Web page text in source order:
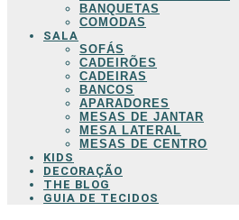
BANQUETAS
COMODAS
SALA
SOFÁS
CADEIRÕES
CADEIRAS
BANCOS
APARADORES
MESAS DE JANTAR
MESA LATERAL
MESAS DE CENTRO
KIDS
DECORAÇÃO
THE BLOG
GUIA DE TECIDOS